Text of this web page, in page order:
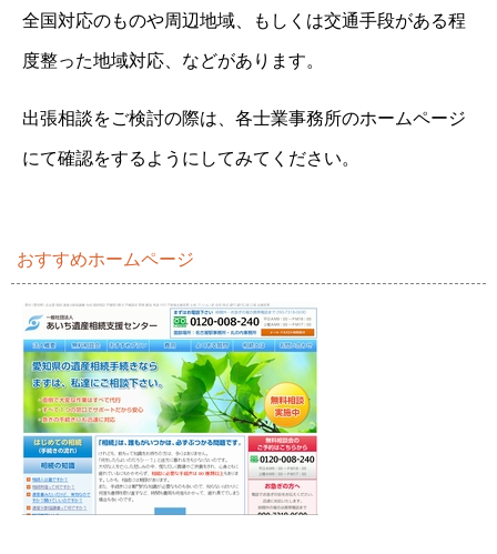
全国対応のものや周辺地域、もしくは交通手段がある程
度整った地域対応、などがあります。
出張相談をご検討の際は、各士業事務所のホームページ
にて確認をするようにしてみてください。
おすすめホームページ